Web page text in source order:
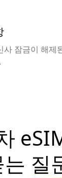
사 잠금이 해제
질